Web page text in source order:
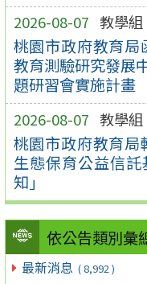
2026-08-07 教學組
桃園市政府教育
教育測驗研究發展
題研習會實施計畫
2026-08-07 教學組
桃園市政府教育局
生態保育公益信
知」
依公告類別彙
最新消息 ( 8,992 )